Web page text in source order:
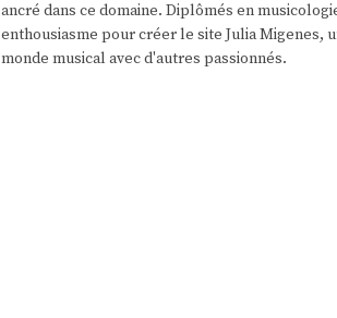
ancré dans ce domaine. Diplômés en
enthousiasme pour créer le site Julia Migenes,
monde musical avec d'autres passionnés.